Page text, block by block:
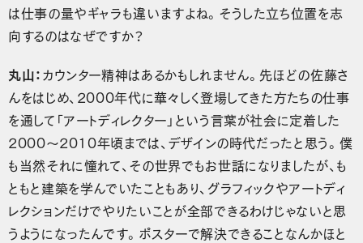
は仕事の量やギャラも違いますよね。そうした立ち位置を志
向するのはなぜですか？
丸山：カウンター精神はあるかもしれません。先ほどの佐藤さ
んをはじめ、2000年代に華々しく登場してきた方たちの仕事
を通して「アートディレクター」という言葉が社会に定着した
2000～2010年頃までは、デザインの時代だったと思う。僕
も当然それに憧れて、その世界でもお世話になりましたが、も
ともと建築を学んでいたこともあり、グラフィックやアートディ
レクションだけでやりたいことが全部できるわけじゃないと思
うようになったんです。ポスターで解決できることなんかほと